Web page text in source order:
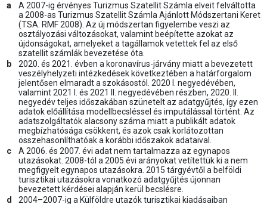
a
A 2007-ig érvényes Turizmus Szatellit Számla elveit felváltotta
a 2008-as Turizmus Szatellit Számla Ajánlott Módszertani Keret
(TSA: RMF 2008). Az új módszertan figyelembe veszi az
osztályozási változásokat, valamint beépítette azokat az
újdonságokat, amelyeket a tagállamok vetettek fel az első
szatellit számlák bevezetése óta.
b
2020. és 2021. évben a koronavírus-járvány miatt a bevezetett
veszélyhelyzeti intézkedések következtében a határforgalom
jelentősen elmaradt a szokásostól. 2020 I. negyedévében,
valamint 2021 I. és 2021 II. negyedévében részben, 2020. II.
negyedév teljes időszakában szünetelt az adatgyűjtés, így ezen
adatok előállítása modellbecsléssel és imputálással történt. Az
adatszolgáltatók alacsony száma miatt a publikált adatok
megbízhatósága csökkent, és azok csak korlátozottan
összehasonlíthatóak a korábbi időszakok adataival.
c
A 2006. és 2007. évi adat nem tartalmazza az egynapos
utazásokat. 2008-tól a 2005.évi arányokat vetítettük ki a nem
megfigyelt egynapos utazásokra. 2015 tárgyévtől a belföldi
turisztikai utazásokra vonatkozó adatgyűjtés újonnan
bevezetett kérdései alapján kerül becslésre.
d
2004–2007-ig a Külföldre utazók turisztikai kiadásaiban